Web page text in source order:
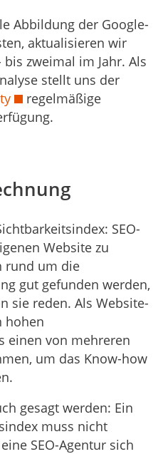
Abbildung der Google-
aktualisieren wir
zweimal im Jahr. Als
stellt uns der
regelmäßige
SEO-
Website zu
rund um die
gut gefunden werden,
sie reden. Als Website-
hohen
einen von mehreren
um das Know-how
gesagt werden: Ein
muss nicht
SEO-Agentur sich